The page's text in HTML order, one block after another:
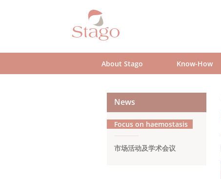
About Stago Know-How
News
Focus on haemostasis
市场活动及学术会议